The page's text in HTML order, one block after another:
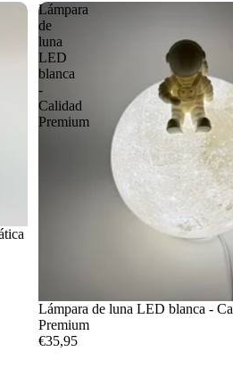
Lámpara
de
luna
LED
blanca
-
Calidad
Premium
Lámpara de luna LED blanca -
Premium
€35,95